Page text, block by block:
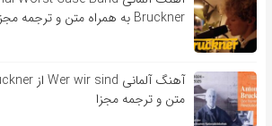
Bruckner به همراه متن و ترجمه مجزا
متن و ترجمه مجزا